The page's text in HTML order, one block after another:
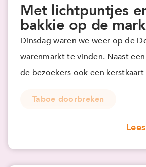
Met lichtpuntjes
bakkie op de
Dinsdag waren we weer op de
warenmarkt te vinden. Naast
de bezoekers ook een
Taboe doorbreken